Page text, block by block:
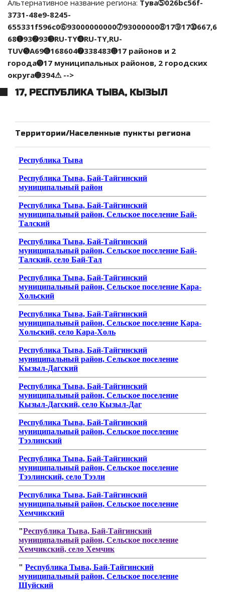
Альтернативное название региона: Тува➄026bc56f-
3731-48e9-8245-
655331f596c0➅93000000000➆93000000➇17➈17➉667,6
68➊93➋93➌RU-TY➍RU-TY,RU-
TUV➎A69➏168604➐338483➑17 районов и 2
города➒17 муниципальных районов, 2 городских
округа➓394⚠ -->
17, РЕСПУБЛИКА ТЫВА, КЫЗЫЛ
Территории/Населенные пункты региона